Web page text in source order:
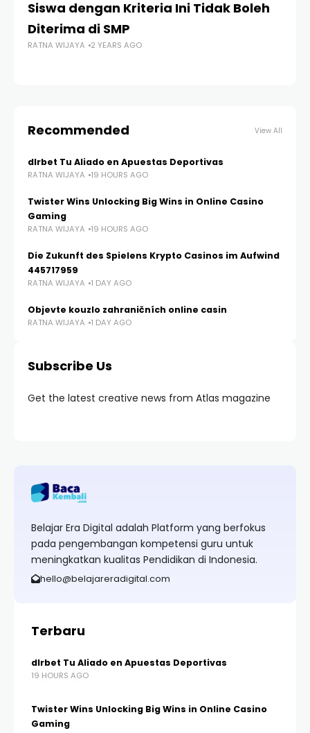
Siswa dengan Kriteria Ini Tidak Boleh
Diterima di SMP
RATNA WIJAYA 2 YEARS AGO
Recommended View All
dlrbet Tu Aliado en Apuestas Deportivas
RATNA WIJAYA 19 HOURS AGO
Twister Wins Unlocking Big Wins in Online Casino
Gaming
RATNA WIJAYA 19 HOURS AGO
Die Zukunft des Spielens Krypto Casinos im Aufwind
445717959
RATNA WIJAYA 1 DAY AGO
Objevte kouzlo zahraničních online casin
RATNA WIJAYA 1 DAY AGO
Subscribe Us
Get the latest creative news from Atlas magazine
Belajar Era Digital adalah Platform yang berfokus
pada pengembangan kompetensi guru untuk
meningkatkan kualitas Pendidikan di Indonesia.
hello@belajareradigital.com
Terbaru
dlrbet Tu Aliado en Apuestas Deportivas
19 HOURS AGO
Twister Wins Unlocking Big Wins in Online Casino
Gaming